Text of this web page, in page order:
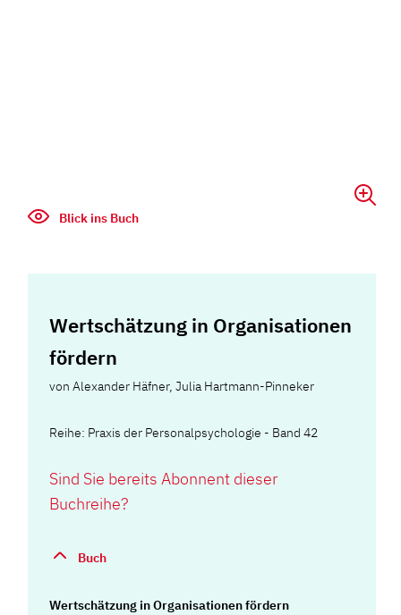
Blick ins Buch
Wertschätzung in Organisationen
fördern
vonAlexander Häfner,Julia Hartmann-Pinneker
Reihe: Praxis der Personalpsychologie - Band 42
Sind Sie bereits Abonnent dieser
Buchreihe?
Buch
Wertschätzung in Organisationen fördern